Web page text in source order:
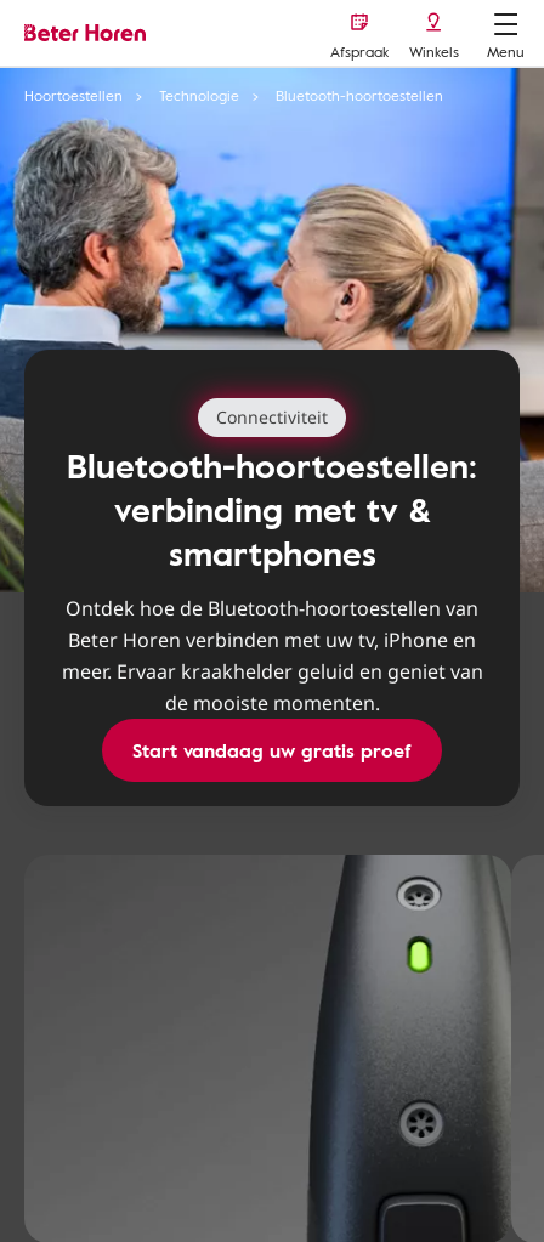
Afspraak Winkels
Menu
Hoortoestellen
Technologie Bluetooth-hoortoestellen
Connectiviteit
Bluetooth-hoortoestellen:
verbinding met tv &
smartphones
Ontdek hoe de Bluetooth-hoortoestellen van
Beter Horen verbinden met uw tv, iPhone en
meer. Ervaar kraakhelder geluid en geniet van
de mooiste momenten.
Start vandaag uw gratis proef